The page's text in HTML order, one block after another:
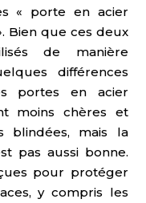
« porte en acier
Bien que ces deux
de manière
différences
portes en acier
moins chères et
blindées, mais la
pas aussi bonne.
pour protéger
y compris les